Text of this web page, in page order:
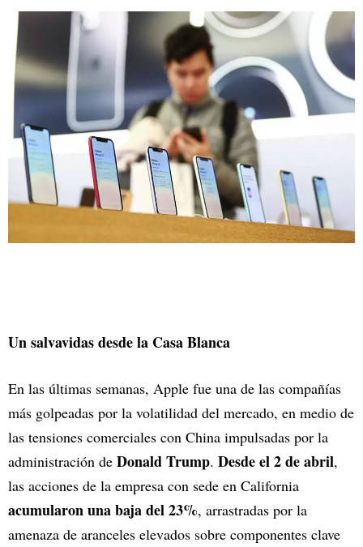
Un salvavidas desde la Casa Blanca
En las últimas semanas, Apple fue una de las compañías
más golpeadas por la volatilidad del mercado, en medio de
las tensiones comerciales con China impulsadas por la
administración de Donald Trump. Desde el 2 de abril,
las acciones de la empresa con sede en California
acumularon una baja del 23%, arrastradas por la
amenaza de aranceles elevados sobre componentes clave